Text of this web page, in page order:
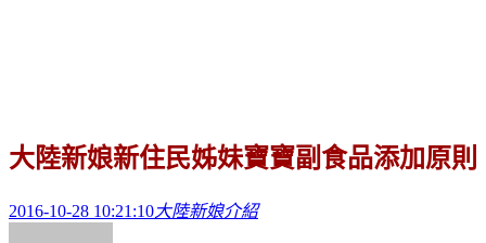
大陸新娘新住民姊妹寶寶副食品添加原則
2016-10-28 10:21:10大陸新娘介紹